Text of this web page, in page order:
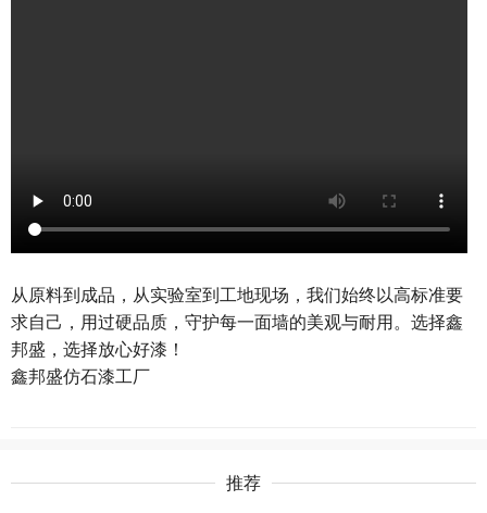
从原料到成品，从实验室到工地现场，我们始终以高标准要
求自己，用过硬品质，守护每一面墙的美观与耐用。选择鑫
邦盛，选择放心好漆！
鑫邦盛仿石漆工厂
推荐